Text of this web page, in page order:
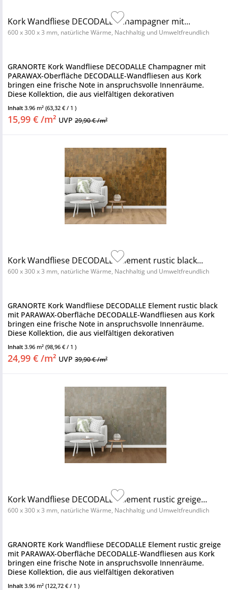
Kork Wandfliese DECODALLE Champagner mit...
600 x 300 x 3 mm, natürliche Wärme, Nachhaltig und Umweltfreundlich
GRANORTE Kork Wandfliese DECODALLE Champagner mit
PARAWAX-Oberfläche DECODALLE-Wandfliesen aus Kork
bringen eine frische Note in anspruchsvolle Innenräume.
Diese Kollektion, die aus vielfältigen dekorativen
Korkoberflächen besteht,...
Inhalt 3.96 m² (63,32 € / 1 )
15,99 € /m² UVP 29,90 € /m²
Kork Wandfliese DECODALLE Element rustic black...
600 x 300 x 3 mm, natürliche Wärme, Nachhaltig und Umweltfreundlich
GRANORTE Kork Wandfliese DECODALLE Element rustic black
mit PARAWAX-Oberfläche DECODALLE-Wandfliesen aus Kork
bringen eine frische Note in anspruchsvolle Innenräume.
Diese Kollektion, die aus vielfältigen dekorativen
Korkoberflächen...
Inhalt 3.96 m² (98,96 € / 1 )
24,99 € /m² UVP 39,90 € /m²
Kork Wandfliese DECODALLE Element rustic greige...
600 x 300 x 3 mm, natürliche Wärme, Nachhaltig und Umweltfreundlich
GRANORTE Kork Wandfliese DECODALLE Element rustic greige
mit PARAWAX-Oberfläche DECODALLE-Wandfliesen aus Kork
bringen eine frische Note in anspruchsvolle Innenräume.
Diese Kollektion, die aus vielfältigen dekorativen
Korkoberflächen...
Inhalt 3.96 m² (122,72 € / 1 )